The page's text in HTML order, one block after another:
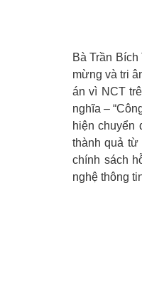
Bà Trần
mừng và tri
án vì NCT
nghĩa –
hiện chuyển
thành quả từ
chính sách
nghệ thông